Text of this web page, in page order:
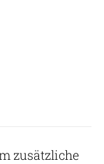
zusätzliche